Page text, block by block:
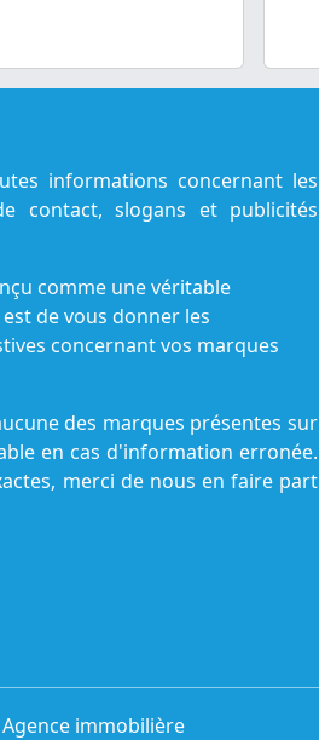
informations concernant les
contact, slogans et publicités
comme une véritable
de vous donner les
concernant vos marques
des marques présentes sur
en cas d'information erronée.
merci de nous en faire part
Agence immobilière